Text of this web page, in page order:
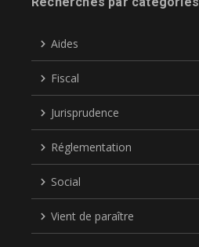
Aides
Fiscal
Jurisprudence
Réglementation
Social
Vient de paraître